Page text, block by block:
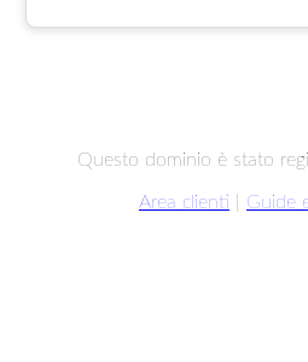
Questo dominio è stato
Area clienti Guide